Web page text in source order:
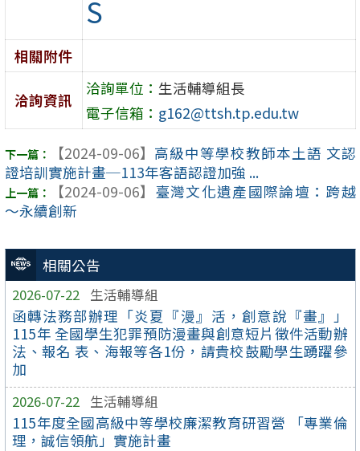
相關公告
2026-07-22 生活輔導組
函轉法務部辦理「炎夏『漫』活，創意說『畫』」
115年 全國學生犯罪預防漫畫與創意短片徵件活動辦
法、報名 表、海報等各1份，請貴校鼓勵學生踴躍參
加
2026-07-22 生活輔導組
115年度全國高級中等學校廉潔教育研習營 「專業倫
理，誠信領航」實施計畫
S
相關附件
洽詢資訊
洽詢單位： 生活輔導組長
電子信箱： g162@ttsh.tp.edu.tw
【2024-09-06】 高級中等學校教師本土語 文認
證培訓實施計畫─113年客語認證加強 ...
【2024-09-06】 臺灣文化遺產國際論壇：跨越
～永續創新